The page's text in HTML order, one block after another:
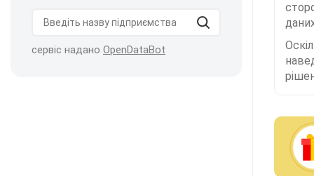
сервіс надано OpenDataBot